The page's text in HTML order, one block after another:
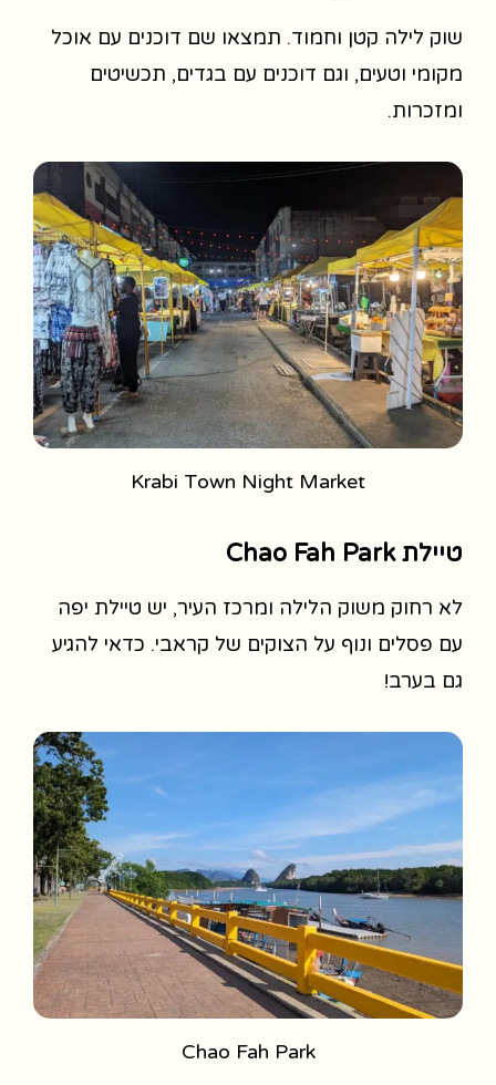
שוק לילה קטן וחמוד. תמצאו שם דוכנים עם אוכל
מקומי וטעים, וגם דוכנים עם בגדים, תכשיטים
ומזכרות.
Krabi Town Night Market
טיילת Chao Fah Park
לא רחוק משוק הלילה ומרכז העיר, יש טיילת יפה
עם פסלים ונוף על הצוקים של קראבי. כדאי להגיע
גם בערב!
Chao Fah Park